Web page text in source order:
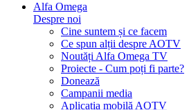
Alfa Omega
Despre noi
Cine suntem și ce facem
Ce spun alții despre AOTV
Noutăți Alfa Omega TV
Proiecte - Cum poți fi parte?
Donează
Campanii media
Aplicația mobilă AOTV